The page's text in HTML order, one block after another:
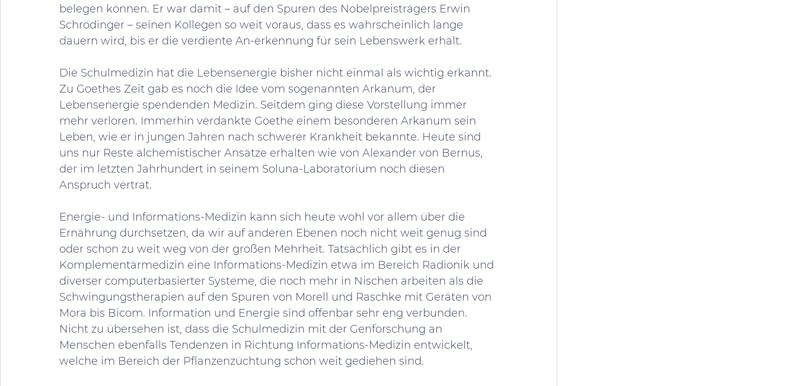
belegen können. Er war damit – auf den Spuren des Nobelpreisträgers Erwin
Schrödinger – seinen Kollegen so weit voraus, dass es wahrscheinlich lange
dauern wird, bis er die verdiente An-erkennung für sein Lebenswerk erhält.
Die Schulmedizin hat die Lebensenergie bisher nicht einmal als wichtig erkannt.
Zu Goethes Zeit gab es noch die Idee vom sogenannten Arkanum, der
Lebensenergie spendenden Medizin. Seitdem ging diese Vorstellung immer
mehr verloren. Immerhin verdankte Goethe einem besonderen Arkanum sein
Leben, wie er in jungen Jahren nach schwerer Krankheit bekannte. Heute sind
uns nur Reste alchemistischer Ansätze erhalten wie von Alexander von Bernus,
der im letzten Jahrhundert in seinem Soluna-Laboratorium noch diesen
Anspruch vertrat.
Energie- und Informations-Medizin kann sich heute wohl vor allem über die
Ernährung durchsetzen, da wir auf anderen Ebenen noch nicht weit genug sind
oder schon zu weit weg von der großen Mehrheit. Tatsächlich gibt es in der
Komplementärmedizin eine Informations-Medizin etwa im Bereich Radionik und
diverser computerbasierter Systeme, die noch mehr in Nischen arbeiten als die
Schwingungstherapien auf den Spuren von Morell und Raschke mit Geräten von
Mora bis Bicom. Information und Energie sind offenbar sehr eng verbunden.
Nicht zu übersehen ist, dass die Schulmedizin mit der Genforschung an
Menschen ebenfalls Tendenzen in Richtung Informations-Medizin entwickelt,
welche im Bereich der Pflanzenzüchtung schon weit gediehen sind.